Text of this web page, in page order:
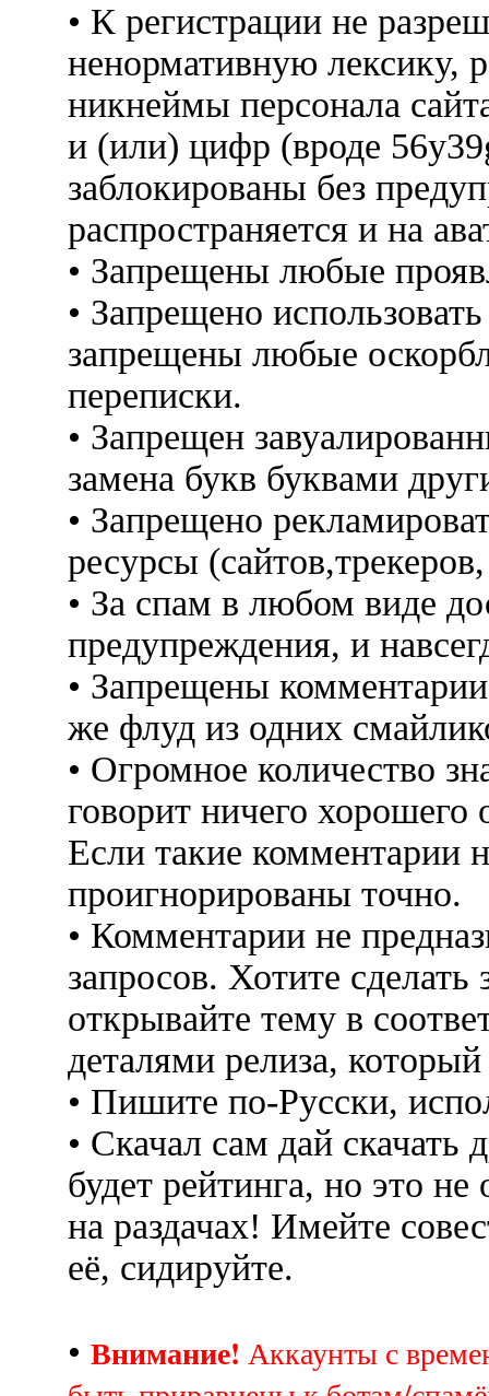
• К регистрации не
ненормативную лексику,
никнеймы персонала
и (или) цифр (вроде
заблокированы без
распространяется и на
• Запрещены любые
• Запрещено
запрещены любые
переписки.
• Запрещен
замена букв буквами
• Запрещено
ресурсы
• За спам в любом виде
предупреждения, и
• Запрещены
же флуд из одних
• Огромное количество
говорит ничего
Если такие комментарии
проигнорированы точно.
• Комментарии не
запросов. Хотите
открывайте тему в
деталями релиза,
• Пишите по-Русски,
• Скачал сам дай скачать
будет рейтинга, но это не
на раздачах! Имейте
её, сидируйте.
• Внимание! Аккаунты с